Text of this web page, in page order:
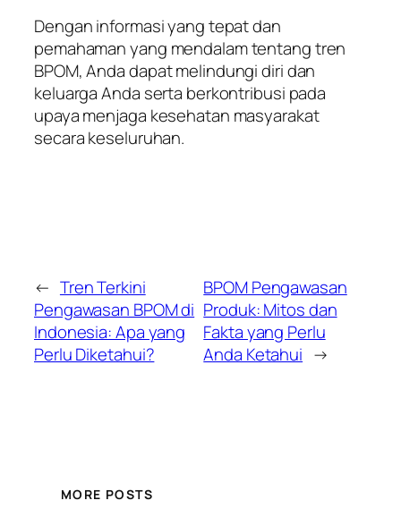
Dengan informasi yang tepat dan
pemahaman yang mendalam tentang tren
BPOM, Anda dapat melindungi diri dan
keluarga Anda serta berkontribusi pada
upaya menjaga kesehatan masyarakat
secara keseluruhan.
← Tren Terkini
Pengawasan BPOM di
Indonesia: Apa yang
Perlu Diketahui?
BPOM Pengawasan
Produk: Mitos dan
Fakta yang Perlu
Anda Ketahui →
MORE POSTS